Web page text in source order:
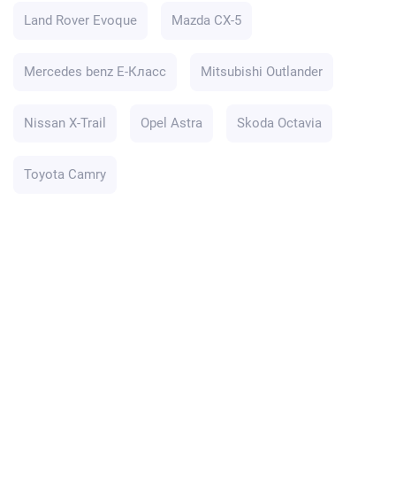
Land Rover Evoque Mazda CX-5
Mercedes benz E-Класс Mitsubishi Outlander
Nissan X-Trail Opel Astra Skoda Octavia
Toyota Camry